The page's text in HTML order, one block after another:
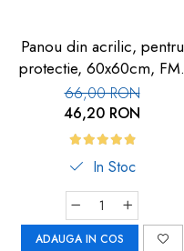
Panou din acrilic, pentru
protectie, 60x60cm, FM-
113
66,00 RON
46,20 RON
In Stoc
ADAUGA IN COS